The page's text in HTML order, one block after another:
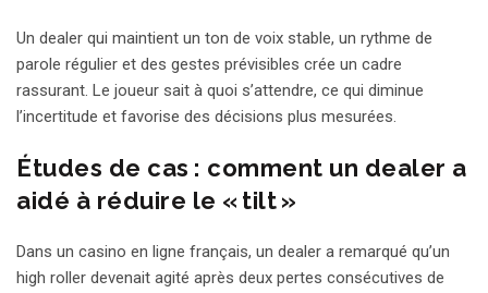
Un dealer qui maintient un ton de voix stable, un rythme de
parole régulier et des gestes prévisibles crée un cadre
rassurant. Le joueur sait à quoi s’attendre, ce qui diminue
l’incertitude et favorise des décisions plus mesurées.
Études de cas : comment un dealer a
aidé à réduire le « tilt »
Dans un casino en ligne français, un dealer a remarqué qu’un
high roller devenait agité après deux pertes consécutives de